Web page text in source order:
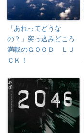
「あれってどうな
の？」突っ込みどころ
満載のＧＯＯＤ ＬＵ
ＣＫ！